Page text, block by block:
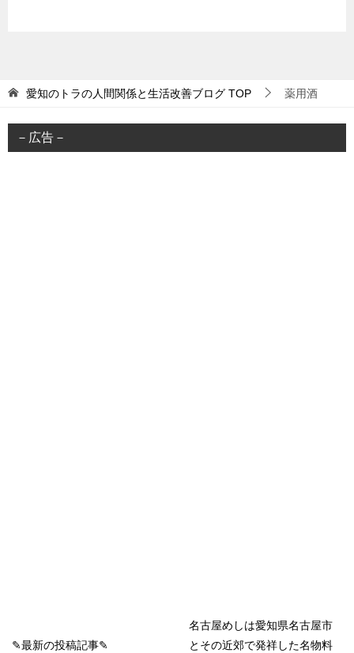
愛知のトラの人間関係と生活改善ブログ TOP 薬用酒
－広告－
✎最新の投稿記事✎
名古屋めしは愛知県名古屋市
とその近郊で発祥した名物料